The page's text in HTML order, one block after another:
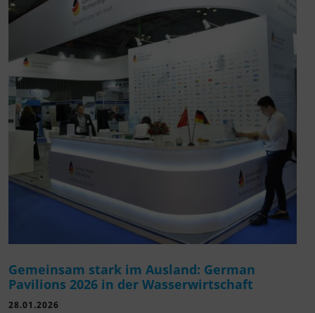
Gemeinsam stark im Ausland: German
Pavilions 2026 in der Wasserwirtschaft
28.01.2026